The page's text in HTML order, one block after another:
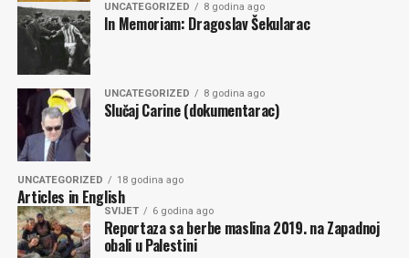
UNCATEGORIZED 8 godina ago
In Memoriam: Dragoslav Šekularac
UNCATEGORIZED 8 godina ago
Slučaj Carine (dokumentarac)
UNCATEGORIZED 18 godina ago
Articles in English
SVIJET 6 godina ago
Reportaza sa berbe maslina 2019. na Zapadnoj
obali u Palestini